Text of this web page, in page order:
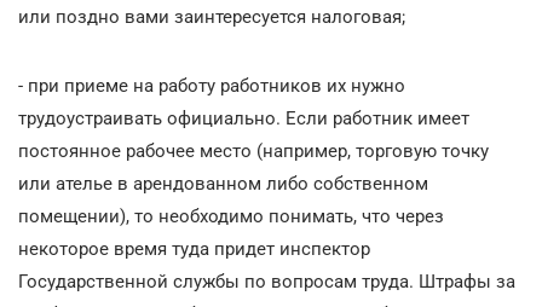
или поздно вами заинтересуется налоговая;
- при приеме на работу работников их нужно
трудоустраивать официально. Если работник имеет
постоянное рабочее место (например, торговую точку
или ателье в арендованном либо собственном
помещении), то необходимо понимать, что через
некоторое время туда придет инспектор
Государственной службы по вопросам труда. Штрафы за